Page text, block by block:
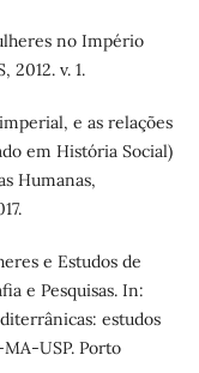
no Império
2012. v. 1.
e as relações
em História Social)
Humanas,
e Estudos de
e Pesquisas. In:
estudos
USP. Porto